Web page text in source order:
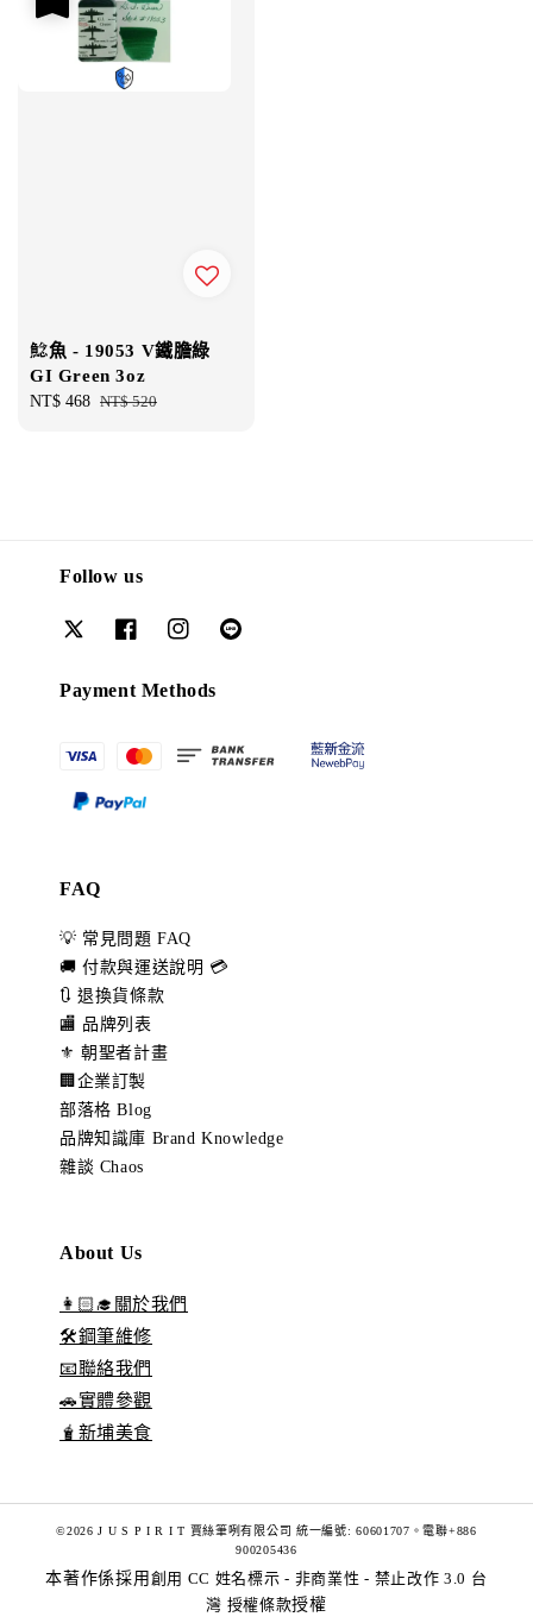
鯰魚 - 19053 V鐵膽綠
GI Green 3oz
Sale
NT$ 468 Regular
NT$ 520
Follow us
Payment Methods
FAQ
💡 常見問題 FAQ
🚚 付款與運送說明 💳
🔃 退換貨條款
🏬 品牌列表
⚜️ 朝聖者計畫
🏢企業訂製
部落格 Blog
品牌知識庫 Brand Knowledge
雜談 Chaos
About Us
👩🏻‍🎓關於我們
🛠️鋼筆維修
📧聯絡我們
🚗實體參觀
🧋新埔美食
©2026 J U S P I R I T 賈絲筆咧有限公司 統一編號: 60601707。電聯+886
900205436
本著作係採用 創用 CC 姓名標示 - 非商業性 - 禁止改作 3.0 台
灣 授權條款授權